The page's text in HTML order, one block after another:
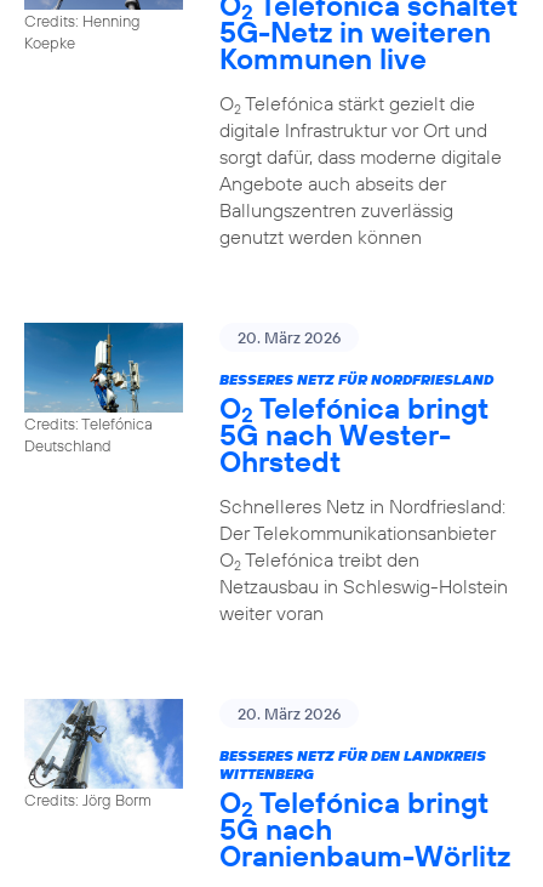
Credits: Henning
Koepke
2
5G-Netz in weiteren
Kommunen live
O2Telefónica stärkt gezielt die
digitale Infrastruktur vor Ort und
sorgt dafür, dass moderne digitale
Angebote auch abseits der
Ballungszentren zuverlässig
genutzt werden können
Credits: Telefónica
Deutschland
20. März 2026
BESSERES NETZ FÜR NORDFRIESLAND
O2 Telefónica bringt
5G nach Wester-
Ohrstedt
Schnelleres Netz in Nordfriesland:
Der Telekommunikationsanbieter
O2Telefónica treibt den
Netzausbau in Schleswig-Holstein
weiter voran
Credits: Jörg Borm
20. März 2026
BESSERES NETZ FÜR DEN LANDKREIS
WITTENBERG
O2 Telefónica bringt
5G nach
Oranienbaum-Wörlitz